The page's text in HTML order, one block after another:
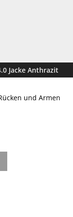
Jacke Anthrazit
und Armen